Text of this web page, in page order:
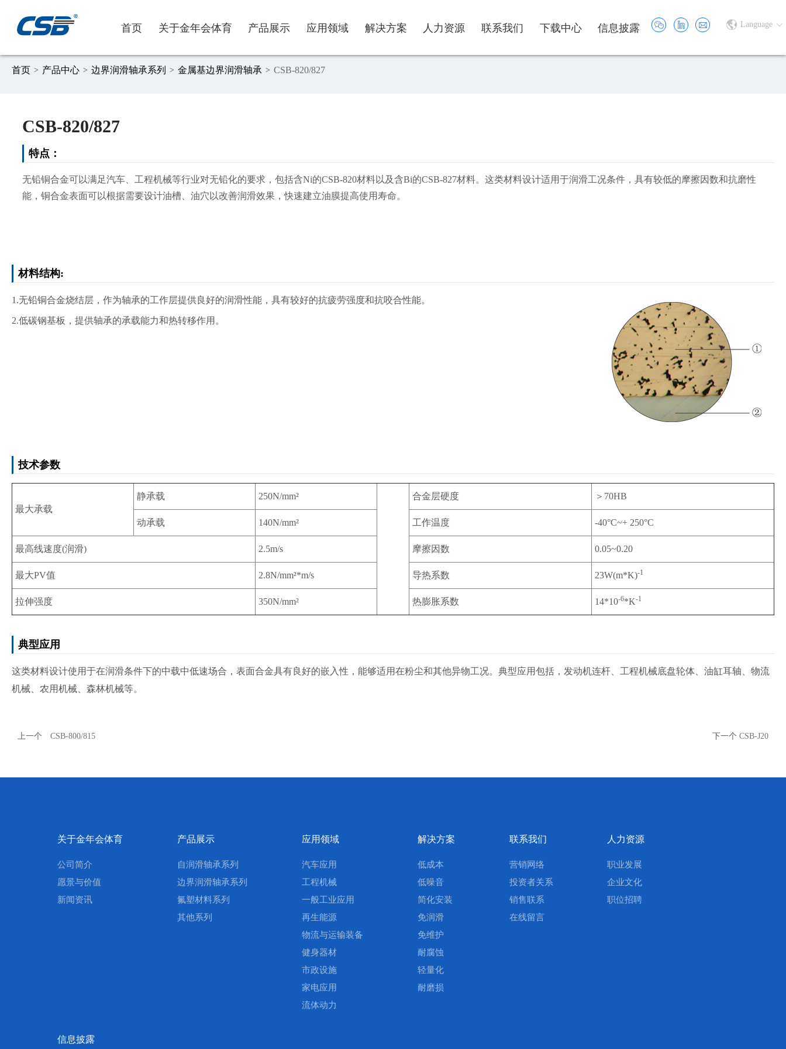
首页 关于金年会体育 产品展示 应用领域
市政设施 家电应用
解决方案
轻量化 耐磨损
人力资源 联系我们 下载中心 信息披露 Language
首页 > 产品中心 > 边界润滑轴承系列 > 金属基边界润滑轴承 > CSB-820/827
CSB-820/827
特点：
无铅铜合金可以满足汽车、工程机械等行业对无铅化的要求，包括含Ni的CSB-820材料以及含Bi的CSB-827材料。这类材料设计适用于润滑工况条件，具有较低的摩擦因数和抗磨性
能，铜合金表面可以根据需要设计油槽、油穴以改善润滑效果，快速建立油膜提高使用寿命。
材料结构:
1.无铅铜合金烧结层，作为轴承的工作层提供良好的润滑性能，具有较好的抗疲劳强度和抗咬合性能。
2.低碳钢基板，提供轴承的承载能力和热转移作用。
技术参数
最大承载
静承载 250N/mm² 合金层硬度 ＞70HB
动承载 140N/mm² 工作温度 -40°C~+ 250°C
最高线速度(润滑) 2.5m/s 摩擦因数 0.05~0.20
最大PV值 2.8N/mm²*m/s 导热系数 23W(m*K)-1
拉伸强度 350N/mm² 热膨胀系数 14*10-6*K-1
典型应用
这类材料设计使用于在润滑条件下的中载中低速场合，表面合金具有良好的嵌入性，能够适用在粉尘和其他异物工况。典型应用包括，发动机连杆、工程机械底盘轮体、油缸耳轴、物流
机械、农用机械、森林机械等。
上一个 CSB-800/815 下一个 CSB-J20
关于金年会体育
公司简介
愿景与价值
新闻资讯
产品展示
自润滑轴承系列
边界润滑轴承系列
氟塑材料系列
其他系列
应用领域
汽车应用
工程机械
一般工业应用
再生能源
物流与运输装备
健身器材
市政设施
家电应用
流体动力
解决方案
低成本
低噪音
简化安装
免润滑
免维护
耐腐蚀
轻量化
耐磨损
联系我们
营销网络
投资者关系
销售联系
在线留言
人力资源
职业发展
企业文化
职位招聘
信息披露